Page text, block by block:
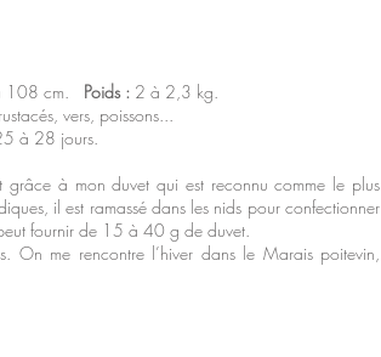
108 cm. Poids : 2 à 2,3 kg.
vers, poissons...
à 28 jours.
grâce à mon duvet qui est reconnu comme le plus
il est ramassé dans les nids pour confectionner
fournir de 15 à 40 g de duvet.
On me rencontre l’hiver dans le Marais poitevin,